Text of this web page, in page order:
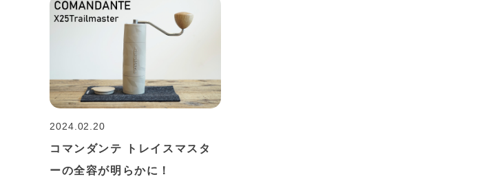
2024.02.20
コマンダンテ トレイスマスタ
ーの全容が明らかに！